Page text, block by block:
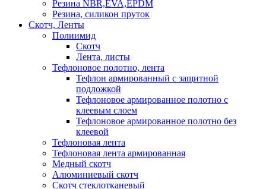
Резина NBR,EVA,EPDM
Резина, силикон пруток
Скотч, Ленты
Полиимид
Скотч
Лента, листы
Тефлоновое полотно, лента
Тефлон армированный с защитной
подложкой
Тефлоновое армированное полотно с
клеевым слоем
Тефлоновое армированное полотно без
клеевой
Тефлоновая лента
Тефлоновая лента армированная
Медный скотч
Алюминиевый скотч
Скотч стеклотканевый